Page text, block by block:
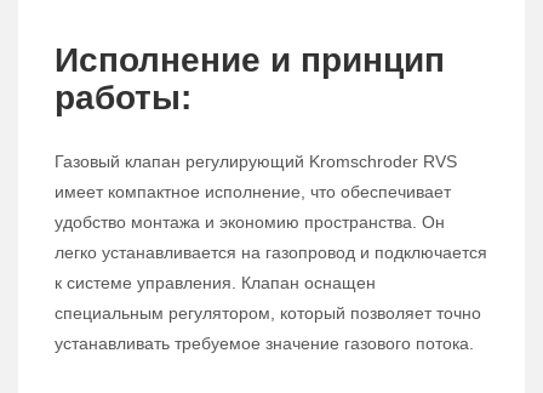
Исполнение и принцип
работы:
Газовый клапан регулирующий Kromschroder RVS
имеет компактное исполнение, что обеспечивает
удобство монтажа и экономию пространства. Он
легко устанавливается на газопровод и подключается
к системе управления. Клапан оснащен
специальным регулятором, который позволяет точно
устанавливать требуемое значение газового потока.